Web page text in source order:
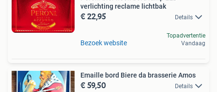
verlichting reclame lichtbak
€ 22,95 Details
Bezoek website
Topadvertentie
Vandaag
Emaille bord Biere da brasserie Amos
€ 59,50 Details